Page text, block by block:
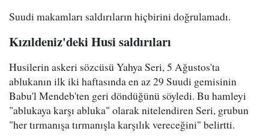
Suudi makamları saldırıların hiçbirini doğrulamadı.
Kızıldeniz'deki Husi saldırıları
Husilerin askeri sözcüsü Yahya Seri, 5 Ağustos'ta
ablukanın ilk iki haftasında en az 29 Suudi gemisinin
Babu'l Mendeb'ten geri döndüğünü söyledi. Bu hamleyi
"ablukaya karşı abluka" olarak nitelendiren Seri, grubun
"her tırmanışa tırmanışla karşılık vereceğini" belirtti.